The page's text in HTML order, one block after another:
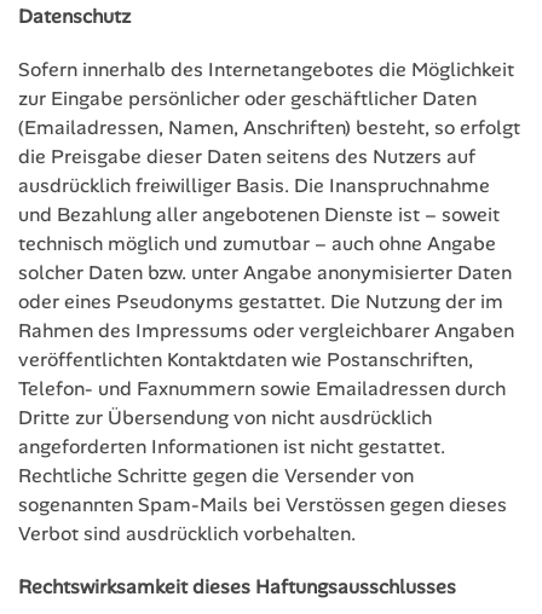
Datenschutz
Sofern innerhalb des Internetangebotes die Möglichkeit
zur Eingabe persönlicher oder geschäftlicher Daten
(Emailadressen, Namen, Anschriften) besteht, so erfolgt
die Preisgabe dieser Daten seitens des Nutzers auf
ausdrücklich freiwilliger Basis. Die Inanspruchnahme
und Bezahlung aller angebotenen Dienste ist – soweit
technisch möglich und zumutbar – auch ohne Angabe
solcher Daten bzw. unter Angabe anonymisierter Daten
oder eines Pseudonyms gestattet. Die Nutzung der im
Rahmen des Impressums oder vergleichbarer Angaben
veröffentlichten Kontaktdaten wie Postanschriften,
Telefon- und Faxnummern sowie Emailadressen durch
Dritte zur Übersendung von nicht ausdrücklich
angeforderten Informationen ist nicht gestattet.
Rechtliche Schritte gegen die Versender von
sogenannten Spam-Mails bei Verstössen gegen dieses
Verbot sind ausdrücklich vorbehalten.
Rechtswirksamkeit dieses Haftungsausschlusses